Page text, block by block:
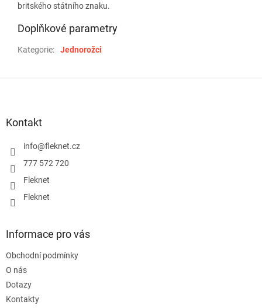
britského státního znaku.
Doplňkové parametry
Kategorie: Jednorožci
Kontakt
info@fleknet.cz
777 572 720
Fleknet
Fleknet
Informace pro vás
Obchodní podmínky
O nás
Dotazy
Kontakty